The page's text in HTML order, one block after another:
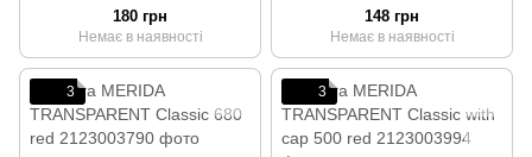
180 грн
Немає в наявності
red
148 грн
Немає в наявності
3 3